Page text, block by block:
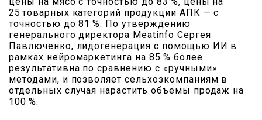
25 товарных категорий продукции АПК — с
точностью до 81 %. По утверждению
генерального директора Meatinfo Сергея
Павлюченко, лидогенерация с помощью ИИ в
рамках нейромаркетинга на 85 % более
результативна по сравнению с «ручными»
методами, и позволяет сельхозкомпаниям в
отдельных случая нарастить объемы продаж на
100 %.